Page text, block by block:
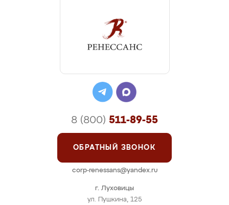
г. Луховицы
ул. Пушкина, 125
8 (800) 511-89-55
ОБРАТНЫЙ ЗВОНОК
corp-renessans@yandex.ru